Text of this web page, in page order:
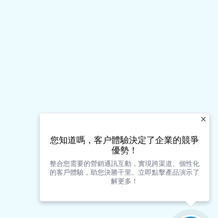
您知道嗎，客户體驗決定了企業的競爭
優勢！
整合您需要的營銷通訊互動，實現跨渠道、個性化
的客戶體驗，助您決勝千里。立即點擊產品演示了
解更多！